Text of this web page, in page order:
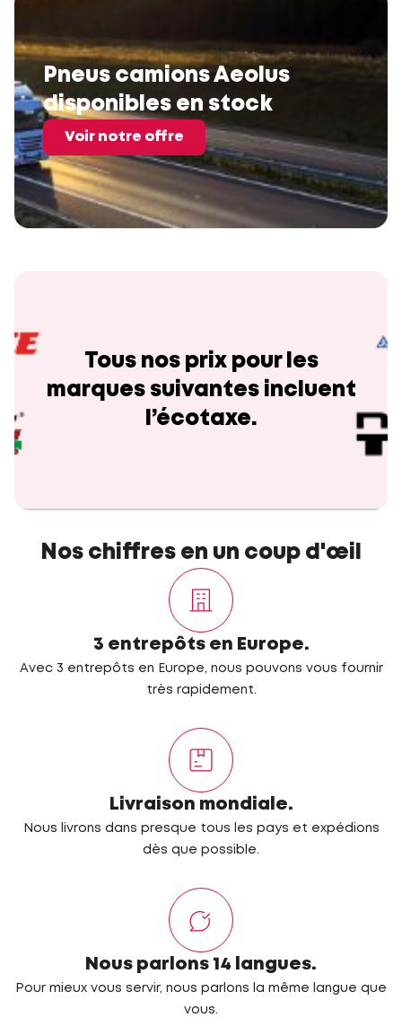
Pneus camions Aeolus
disponibles en stock
Voir notre offre
Tous nos prix pour les
marques suivantes incluent
l’écotaxe.
Nos chiffres en un coup d'œil
3 entrepôts en Europe.
Avec 3 entrepôts en Europe, nous pouvons vous fournir
très rapidement.
Livraison mondiale.
Nous livrons dans presque tous les pays et expédions
dès que possible.
Nous parlons 14 langues.
Pour mieux vous servir, nous parlons la même langue que
vous.